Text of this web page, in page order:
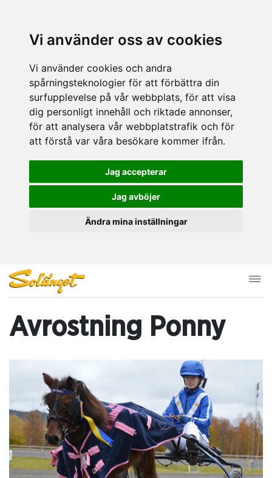
Vi använder oss av cookies
Vi använder cookies och andra
spårningsteknologier för att förbättra din
surfupplevelse på vår webbplats, för att visa
dig personligt innehåll och riktade annonser,
för att analysera vår webbplatstrafik och för
att förstå var våra besökare kommer ifrån.
Jag accepterar
Jag avböjer
Ändra mina inställningar
Avrostning Ponny